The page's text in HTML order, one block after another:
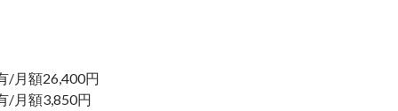
額26,400円
月額3,850円